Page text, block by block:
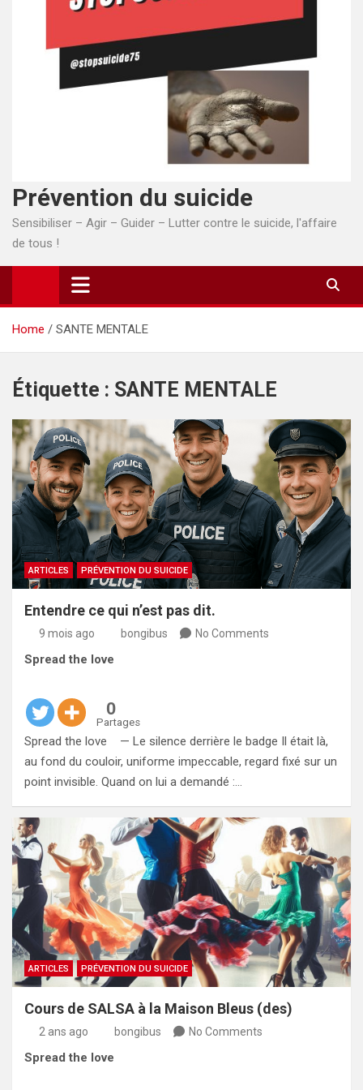
Prévention du suicide
Sensibiliser – Agir – Guider – Lutter contre le suicide, l'affaire
de tous !
Home SANTE MENTALE
Étiquette : SANTE MENTALE
ARTICLES PRÉVENTION DU SUICIDE
Entendre ce qui n’est pas dit.
9 mois ago bongibus No Comments
Spread the love
0
Partages
Spread the love — Le silence derrière le badge Il était là,
au fond du couloir, uniforme impeccable, regard fixé sur un
point invisible. Quand on lui a demandé :…
ARTICLES PRÉVENTION DU SUICIDE
Cours de SALSA à la Maison Bleus (des)
2 ans ago bongibus No Comments
Spread the love